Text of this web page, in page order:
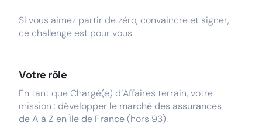
Si vous aimez partir de zéro, convaincre et signer,
ce challenge est pour vous.
Votre rôle
En tant que Chargé(e) d’Affaires terrain, votre
mission : développer le marché des assurances
de A à Z en Île de France(hors 93).